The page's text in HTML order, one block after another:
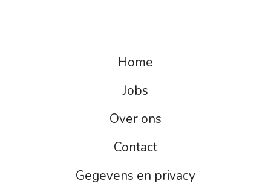
Home
Jobs
Over ons
Contact
Gegevens en privacy